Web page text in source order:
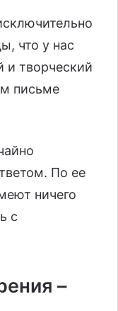
что у нас
и творческий
письме
По ее
ничего
с
–